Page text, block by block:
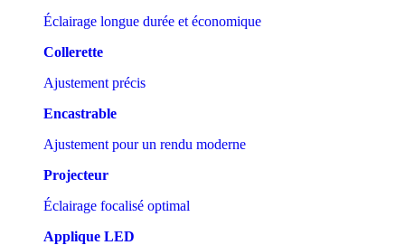
Éclairage longue durée et économique
Collerette
Ajustement précis
Encastrable
Ajustement pour un rendu moderne
Projecteur
Éclairage focalisé optimal
Applique LED